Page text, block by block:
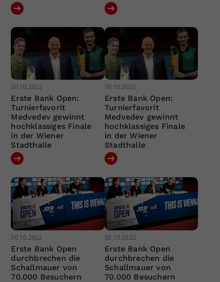
30.10.2022
Erste Bank Open:
Turnierfavorit
Medvedev gewinnt
hochklassiges Finale
in der Wiener
Stadthalle
30.10.2022
Erste Bank Open:
Turnierfavorit
Medvedev gewinnt
hochklassiges Finale
in der Wiener
Stadthalle
30.10.2022
Erste Bank Open
durchbrechen die
Schallmauer von
70.000 Besuchern
30.10.2022
Erste Bank Open
durchbrechen die
Schallmauer von
70.000 Besuchern